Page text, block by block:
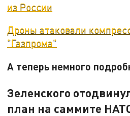
из России
Дроны атаковали
"Газпрома"
А теперь немного
Зеленского
план на саммите